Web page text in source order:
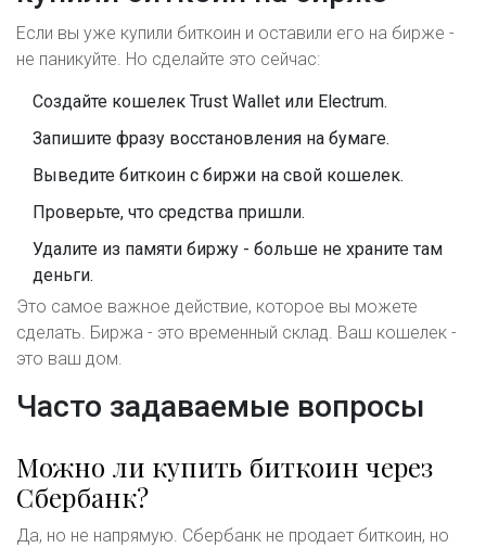
Если вы уже купили биткоин и оставили его на бирже -
не паникуйте. Но сделайте это сейчас:
Создайте кошелек Trust Wallet или Electrum.
Запишите фразу восстановления на бумаге.
Выведите биткоин с биржи на свой кошелек.
Проверьте, что средства пришли.
Удалите из памяти биржу - больше не храните там
деньги.
Это самое важное действие, которое вы можете
сделать. Биржа - это временный склад. Ваш кошелек -
это ваш дом.
Часто задаваемые вопросы
Можно ли купить биткоин через
Сбербанк?
Да, но не напрямую. Сбербанк не продает биткоин, но